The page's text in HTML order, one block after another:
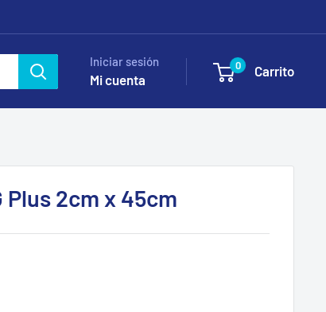
Iniciar sesión
Mi cuenta
0 Carrito
Plus 2cm x 45cm